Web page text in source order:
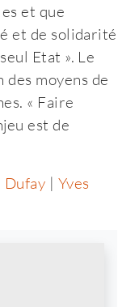
et que
et de solidarité
Etat ». Le
moyens de
« Faire
est de
Dufay | Yves